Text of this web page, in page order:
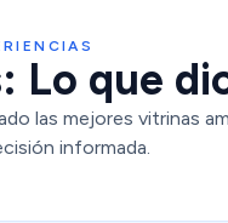
Lo que
las mejores vitrinas
informada.